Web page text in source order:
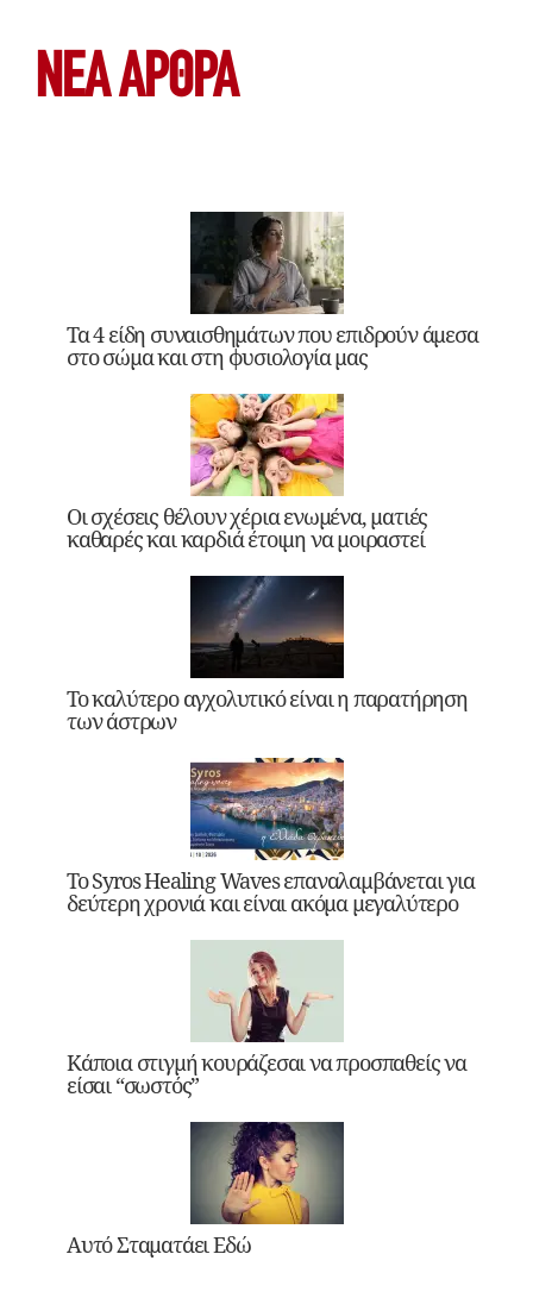
ΝΕΑ ΆΡΘΡΑ
Τα 4 είδη συναισθημάτων που επιδρούν άμεσα
στο σώμα και στη φυσιολογία μας
Οι σχέσεις θέλουν χέρια ενωμένα, ματιές
καθαρές και καρδιά έτοιμη να μοιραστεί
Το καλύτερο αγχολυτικό είναι η παρατήρηση
των άστρων
Το Syros Healing Waves επαναλαμβάνεται για
δεύτερη χρονιά και είναι ακόμα μεγαλύτερο
Κάποια στιγμή κουράζεσαι να προσπαθείς να
είσαι “σωστός”
Αυτό Σταματάει Εδώ